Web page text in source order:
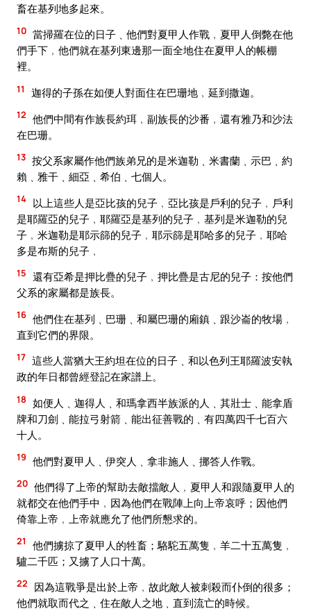
畜在基列地多起來。
10 當掃羅在位的日子﹑他們對夏甲人作戰﹐夏甲人倒斃在他
們手下﹐他們就在基列東邊那一面全地住在夏甲人的帳棚
裡。
11 迦得的子孫在如便人對面住在巴珊地﹐延到撒迦。
12 他們中間有作族長約珥﹐副族長的沙番﹐還有雅乃和沙法
在巴珊。
13 按父系家屬作他們族弟兄的是米迦勒﹑米書蘭﹑示巴﹑約
賴﹑雅干﹑細亞﹑希伯﹑七個人。
14 以上這些人是亞比孩的兒子﹐亞比孩是戶利的兒子﹐戶利
是耶羅亞的兒子﹐耶羅亞是基列的兒子﹐基列是米迦勒的兒
子﹐米迦勒是耶示篩的兒子﹐耶示篩是耶哈多的兒子﹐耶哈
多是布斯的兒子﹐
15 還有亞希是押比疊的兒子﹐押比疊是古尼的兒子：按他們
父系的家屬都是族長。
16 他們住在基列﹑巴珊﹑和屬巴珊的廂鎮﹑跟沙崙的牧場﹐
直到它們的界限。
17 這些人當猶大王約坦在位的日子﹑和以色列王耶羅波安執
政的年日都曾經登記在家譜上。
18 如便人﹑迦得人﹑和瑪拿西半族派的人﹑其壯士﹑能拿盾
牌和刀劍﹑能拉弓射箭﹑能出征善戰的﹑有四萬四千七百六
十人。
19 他們對夏甲人﹑伊突人﹑拿非施人﹑挪答人作戰。
20 他們得了上帝的幫助去敵擋敵人﹐夏甲人和跟隨夏甲人的
就都交在他們手中﹐因為他們在戰陣上向上帝哀呼；因他們
倚靠上帝﹐上帝就應允了他們所懇求的。
21
他們擄掠了夏甲人的牲畜；駱駝五萬隻﹐羊二十五萬隻﹐
驢二千匹；又擄了人口十萬。
22
因為這戰爭是出於上帝﹐故此敵人被刺殺而仆倒的很多；
他們就取而代之﹑住在敵人之地﹑直到流亡的時候。